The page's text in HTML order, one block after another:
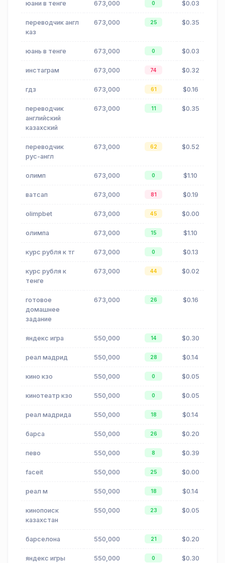
юани в тенге 673,000 0 $0.03
переводчик англ
каз
673,000 25 $0.35
юань в тенге 673,000 0 $0.03
инстаграм 673,000 74 $0.32
гдз 673,000 61 $0.16
переводчик
английский
казахский
673,000 11 $0.35
переводчик
рус-англ
673,000 62 $0.52
олимп 673,000 0 $1.10
ватсап 673,000 81 $0.19
olimpbet 673,000 45 $0.00
олимпа 673,000 15 $1.10
курс рубля к тг 673,000 0 $0.13
курс рубля к
тенге
673,000 44 $0.02
готовое
домашнее
задание
673,000 26 $0.16
яндекс игра 550,000 14 $0.30
реал мадрид 550,000 28 $0.14
кино кзо 550,000 0 $0.05
кинотеатр кзо 550,000 0 $0.05
реал мадрида 550,000 18 $0.14
барса 550,000 26 $0.20
пево 550,000 8 $0.39
faceit 550,000 25 $0.00
реал м 550,000 18 $0.14
кинопоиск
казахстан
550,000 23 $0.05
барселона 550,000 21 $0.20
яндекс игры 550,000 0 $0.30